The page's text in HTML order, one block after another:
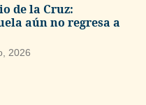
de la Cruz:
aún no regresa a
2026